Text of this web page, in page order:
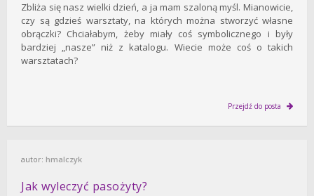
Zbliża się nasz wielki dzień, a ja mam szaloną myśl. Mianowicie,
czy są gdzieś warsztaty, na których można stworzyć własne
obrączki? Chciałabym, żeby miały coś symbolicznego i były
bardziej „nasze” niż z katalogu. Wiecie może coś o takich
warsztatach?
Przejdź do posta
autor: hmalczyk
Jak wyleczyć pasożyty?